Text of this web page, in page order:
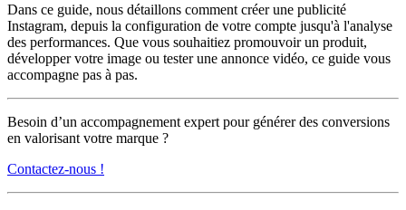
Dans ce guide, nous détaillons comment créer une publicité
Instagram, depuis la configuration de votre compte jusqu'à l'analyse
des performances. Que vous souhaitiez promouvoir un produit,
développer votre image ou tester une annonce vidéo, ce guide vous
accompagne pas à pas.
Besoin d’un accompagnement expert pour générer des conversions
en valorisant votre marque ?
Contactez-nous !